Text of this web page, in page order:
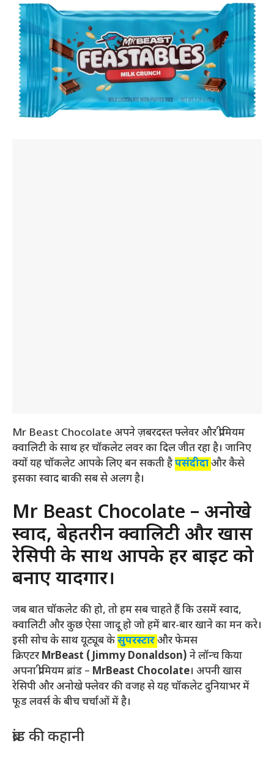
Mr Beast Chocolate अपने ज़बरदस्त फ्लेवर और प्रीमियम
क्वालिटी के साथ हर चॉकलेट लवर का दिल जीत रहा है। जानिए
क्यों यह चॉकलेट आपके लिए बन सकती हैपसंदीदाऔर कैसे
इसका स्वाद बाकी सब से अलग है।
Mr Beast Chocolate – अनोखे
स्वाद, बेहतरीन क्वालिटी और खास
रेसिपी के साथ आपके हर बाइट को
बनाए यादगार।
जब बात चॉकलेट की हो, तो हम सब चाहते हैं कि उसमें स्वाद,
क्वालिटी और कुछ ऐसा जादू हो जो हमें बार-बार खाने का मन करे।
इसी सोच के साथ यूट्यूब केसुपरस्टारऔर फेमस
क्रिएटर MrBeast (Jimmy Donaldson) ने लॉन्च किया
अपना प्रीमियम ब्रांड – MrBeast Chocolate। अपनी खास
रेसिपी और अनोखे फ्लेवर की वजह से यह चॉकलेट दुनियाभर में
फूड लवर्स के बीच चर्चाओं में है।
ब्रांड की कहानी